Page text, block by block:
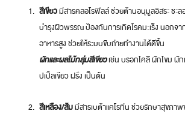
สีเขียวมีสารคลอโรฟิลล์ ช่วยต้านอนุมูลอิสระ ชะล
บำรุงผิวพรรณ ป้องกันการเกิดโรคมะเร็ง นอกจา
อาหารสูง ช่วยให้ระบบขับถ่ายทำงานได้ดีขึ้น
ผักและผลไม้กลุ่มสีเขียวเช่น บรอกโคลี ผักโขม ผัก
ปเปิ้ลเขียว ฝรั่ง เป็นต้น
สีเหลือง/ส้มมีสารเบต้าแคโรทีน ช่วยรักษาสุขภาพ